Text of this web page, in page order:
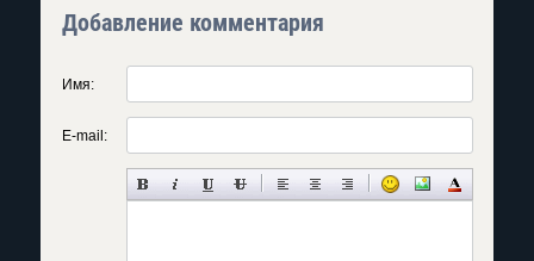
Добавление комментария
Имя:
E-mail: